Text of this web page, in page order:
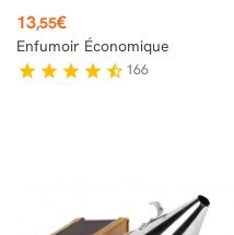
Prix
13,55€
Enfumoir Économique
star star star star star_half 166